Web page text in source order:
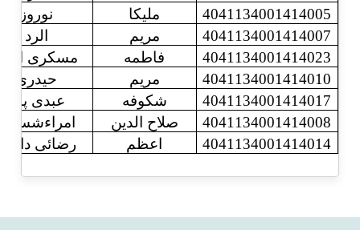
4041134001414005
ملیکا
نوروز
4041134001414007
مریم
الرد
4041134001414023
فاطمه
مسکری
4041134001414010
مریم
حیدری
4041134001414017
شکوفه
عبدی پور
4041134001414008
صلاح الدین
4041134001414014
اعظم رضائی